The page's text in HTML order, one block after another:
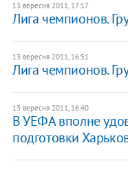
13 вересня 2011, 17:17
Лига чемпионов.
13 вересня 2011, 16:51
Лига чемпионов.
13 вересня 2011, 16:40
В УЕФА вполне
подготовки